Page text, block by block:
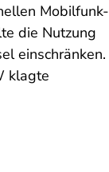
Mobilfunk-
die Nutzung
einschränken.
klagte